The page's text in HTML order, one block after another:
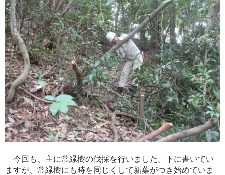
今回も、主に常緑樹の伐採を行いました。下に書いてい
ますが、常緑樹にも時を同じくして新葉がつき始めていま